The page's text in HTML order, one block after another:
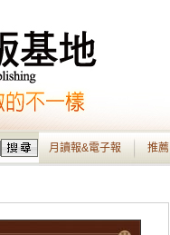
月讀報&電子報 推